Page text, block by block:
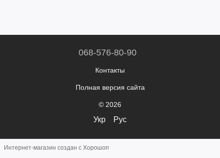
068-576-80-90
Контакты
Полная версия сайта
© 2026
Укр Рус
Интернет-магазин создан с Хорошоп